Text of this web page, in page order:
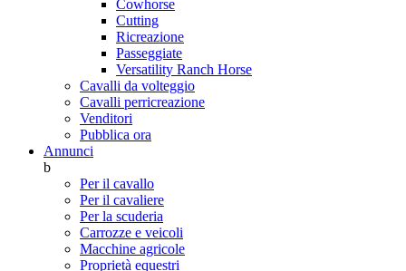
Cowhorse
Cutting
Ricreazione
Passeggiate
Versatility Ranch Horse
Cavalli da volteggio
Cavalli perricreazione
Venditori
Pubblica ora
Annunci
b
Per il cavallo
Per il cavaliere
Per la scuderia
Carrozze e veicoli
Macchine agricole
Proprietà equestri